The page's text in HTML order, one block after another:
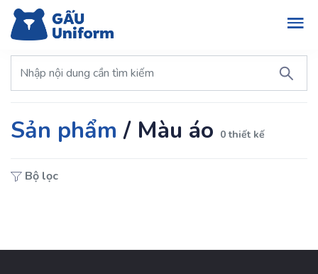
Sản phẩm / Màu áo 0 thiết kế
Bộ lọc